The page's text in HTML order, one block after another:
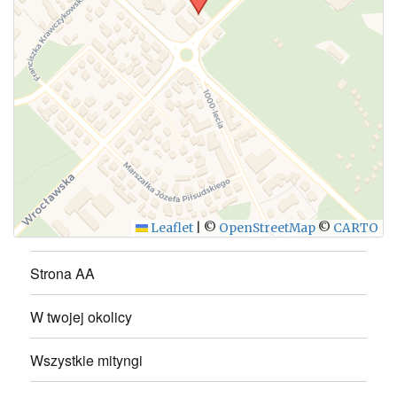
WYŚLIJ
Leaflet © OpenStreetMap © CARTO
Strona AA
W twojej okolicy
Wszystkie mityngi